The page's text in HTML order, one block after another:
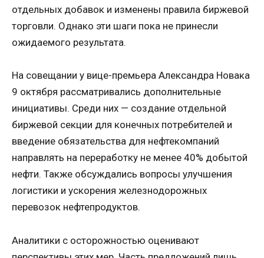
отдельных добавок и изменены правила биржевой
торговли. Однако эти шаги пока не принесли
ожидаемого результата.
На совещании у вице-премьера Александра Новака
9 октября рассматривались дополнительные
инициативы. Среди них — создание отдельной
биржевой секции для конечных потребителей и
введение обязательства для нефтекомпаний
направлять на переработку не менее 40% добытой
нефти. Также обсуждались вопросы улучшения
логистики и ускорения железнодорожных
перевозок нефтепродуктов.
Аналитики с осторожностью оценивают